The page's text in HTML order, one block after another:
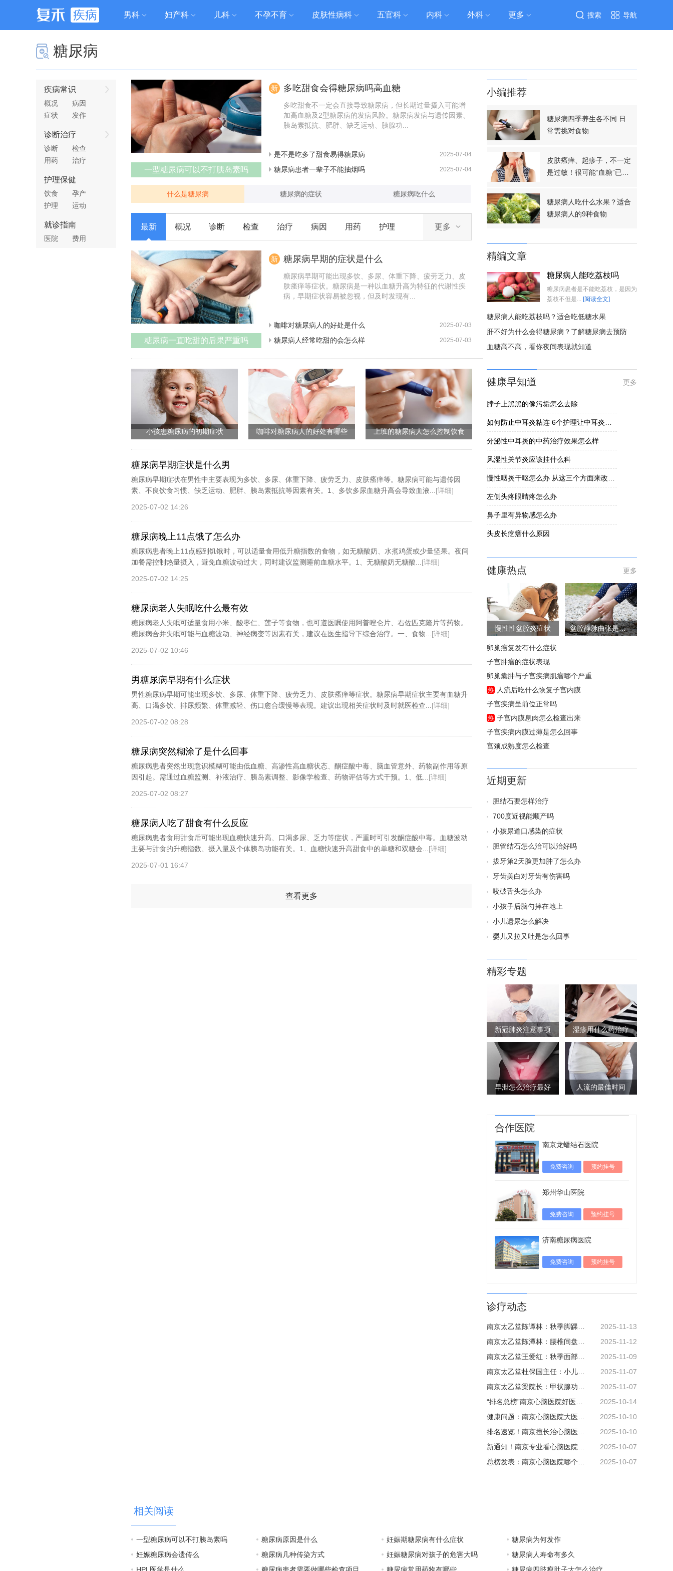
疾病 男科 妇产科 儿科 不孕不育 皮肤性病科 五官科 内科 外科 更多 导航
搜索
糖尿病
疾病常识
概况
病因
症状
发作
诊断治疗
诊断
检查
用药
治疗
护理保健
饮食
孕产
护理
运动
就诊指南
医院 费用
一型糖尿病可以不打胰岛素吗
新 多吃甜食会得糖尿病吗高血糖
多吃甜食不一定会直接导致糖尿病，但长期过量摄入可能增
加高血糖及2型糖尿病的发病风险。糖尿病发病与遗传因素、
胰岛素抵抗、肥胖、缺乏运动、胰腺功...
是不是吃多了甜食易得糖尿病 2025-07-04
糖尿病患者一辈子不能抽烟吗 2025-07-04
什么是糖尿病 糖尿病的症状 糖尿病吃什么
最新 概况 诊断 检查 治疗 病因 用药 护理 更多
糖尿病一直吃甜的后果严重吗
新 糖尿病早期的症状是什么
糖尿病早期可能出现多饮、多尿、体重下降、疲劳乏力、皮
肤瘙痒等症状。糖尿病是一种以血糖升高为特征的代谢性疾
病，早期症状容易被忽视，但及时发现有...
咖啡对糖尿病人的好处是什么 2025-07-03
糖尿病人经常吃甜的会怎么样 2025-07-03
小孩患糖尿病的初期症状 咖啡对糖尿病人的好处有哪些 上班的糖尿病人怎么控制饮食
糖尿病早期症状是什么男
糖尿病早期症状在男性中主要表现为多饮、多尿、体重下降、疲劳乏力、皮肤瘙痒等。糖尿病可能与遗传因
素、不良饮食习惯、缺乏运动、肥胖、胰岛素抵抗等因素有关。1、多饮多尿血糖升高会导致血液... [详细]
2025-07-02 14:26
糖尿病晚上11点饿了怎么办
糖尿病患者晚上11点感到饥饿时，可以适量食用低升糖指数的食物，如无糖酸奶、水煮鸡蛋或少量坚果。夜间
加餐需控制热量摄入，避免血糖波动过大，同时建议监测睡前血糖水平。1、无糖酸奶无糖酸... [详细]
2025-07-02 14:25
糖尿病老人失眠吃什么最有效
糖尿病老人失眠可适量食用小米、酸枣仁、莲子等食物，也可遵医嘱使用阿普唑仑片、右佐匹克隆片等药物。
糖尿病合并失眠可能与血糖波动、神经病变等因素有关，建议在医生指导下综合治疗。一、食物... [详细]
2025-07-02 10:46
男糖尿病早期有什么症状
男性糖尿病早期可能出现多饮、多尿、体重下降、疲劳乏力、皮肤瘙痒等症状。糖尿病早期症状主要有血糖升
高、口渴多饮、排尿频繁、体重减轻、伤口愈合缓慢等表现。建议出现相关症状时及时就医检查... [详细]
2025-07-02 08:28
糖尿病突然糊涂了是什么回事
糖尿病患者突然出现意识模糊可能由低血糖、高渗性高血糖状态、酮症酸中毒、脑血管意外、药物副作用等原
因引起。需通过血糖监测、补液治疗、胰岛素调整、影像学检查、药物评估等方式干预。1、低... [详细]
2025-07-02 08:27
糖尿病人吃了甜食有什么反应
糖尿病患者食用甜食后可能出现血糖快速升高、口渴多尿、乏力等症状，严重时可引发酮症酸中毒。血糖波动
主要与甜食的升糖指数、摄入量及个体胰岛功能有关。1、血糖快速升高甜食中的单糖和双糖会... [详细]
2025-07-01 16:47
查看更多
小编推荐
糖尿病四季养生各不同 日
常需挑对食物
皮肤瘙痒、起疹子，不一定
是过敏！很可能“血糖”已经
糖尿病人吃什么水果？适合
糖尿病人的9种食物
精编文章
糖尿病人能吃荔枝吗
糖尿病患者是不能吃荔枝，是因为
荔枝不但是... [阅读全文]
糖尿病人能吃荔枝吗？适合吃低糖水果
肝不好为什么会得糖尿病？了解糖尿病去预防
血糖高不高，看你夜间表现就知道
健康早知道 更多
脖子上黑黑的像污垢怎么去除
分泌性中耳炎的中药治疗效果怎么样
风湿性关节炎应该挂什么科
左侧头疼眼睛疼怎么办
鼻子里有异物感怎么办
头皮长疙瘩什么原因
健康热点 更多
慢性性盆腔炎症状 盆腔静脉曲张是怎么回事
卵巢癌复发有什么症状
子宫肿瘤的症状表现
卵巢囊肿与子宫疾病肌瘤哪个严重
热
人流后吃什么恢复子宫内膜
子宫疾病呈前位正常吗
热 子宫内膜息肉怎么检查出来
子宫疾病内膜过薄是怎么回事
宫颈成熟度怎么检查
近期更新
胆结石要怎样治疗
700度近视能顺产吗
小孩尿道口感染的症状
胆管结石怎么治可以治好吗
拔牙第2天脸更加肿了怎么办
牙齿美白对牙齿有伤害吗
咬破舌头怎么办
小孩子后脑勺摔在地上
小儿遗尿怎么解决
婴儿又拉又吐是怎么回事
精彩专题
新冠肺炎注意事项 湿疹用什么药治疗
早泄怎么治疗最好 人流的最佳时间
合作医院
南京龙蟠结石医院
免费咨询 预约挂号
郑州华山医院
免费咨询 预约挂号
济南糖尿病医院
免费咨询 预约挂号
诊疗动态
2025-11-13
2025-11-12
2025-11-09
2025-11-07
2025-11-07
2025-10-14
2025-10-10
2025-10-10
2025-10-07
2025-10-07
相关阅读
一型糖尿病可以不打胰岛素吗 糖尿病原因是什么 妊娠期糖尿病有什么症状
糖尿病为何发作
妊娠糖尿病会遗传么
糖尿病几种传染方式 妊娠糖尿病对孩子的危害大吗
糖尿病人寿命有多久